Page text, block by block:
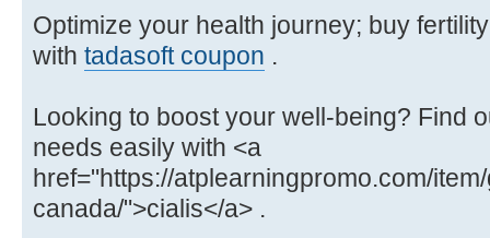
Optimize your health journey; buy
with tadasoft coupon .
Looking to boost your well-being? Find
needs easily with <a
href="https://atplearningpromo.com/
canada/">cialis</a> .